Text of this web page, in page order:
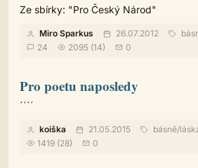
Ze sbírky: "Pro Český Národ"
Miro Sparkus 26.07.2012
24
2095 (14) 0
Pro poetu naposledy
´´´´
koiška 21.05.2015 básně/
1419 (28)
0